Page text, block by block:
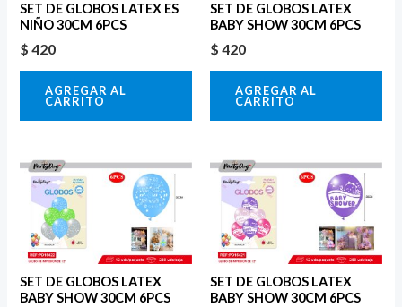
SET DE GLOBOS LATEX ES
NIÑO 30CM 6PCS
$ 420
AGREGAR AL
CARRITO
SET DE GLOBOS LATEX
BABY SHOW 30CM 6PCS
$ 420
AGREGAR AL
CARRITO
SET DE GLOBOS LATEX
BABY SHOW 30CM 6PCS
SET DE GLOBOS LATEX
BABY SHOW 30CM 6PCS